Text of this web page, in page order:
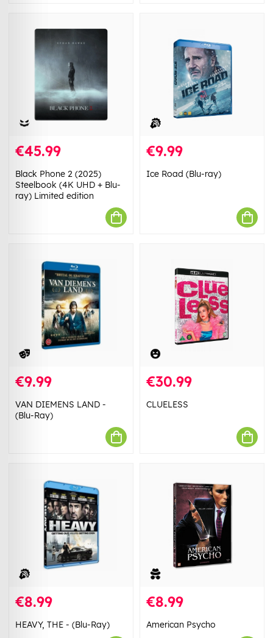
€45.99
Black Phone 2 (2025)
Steelbook (4K UHD + Blu-
ray) Limited edition
€9.99
Ice Road (Blu-ray)
€9.99
VAN DIEMENS LAND -
(Blu-Ray)
€30.99
CLUELESS
€8.99
HEAVY, THE - (Blu-Ray)
€8.99
American Psycho